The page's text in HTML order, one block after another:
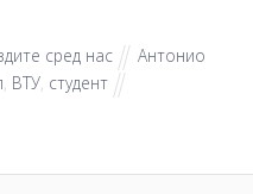
сред нас
Антонио
ВТУ, студент